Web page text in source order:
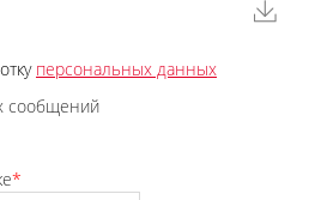
персональных данных
сообщений
*